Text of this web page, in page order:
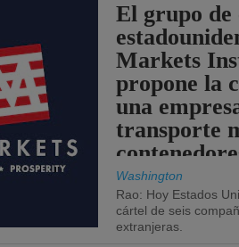
El grupo de
Markets
propone la
una
transporte
Washington
Rao: Hoy Estados
cártel de seis
extranjeras.